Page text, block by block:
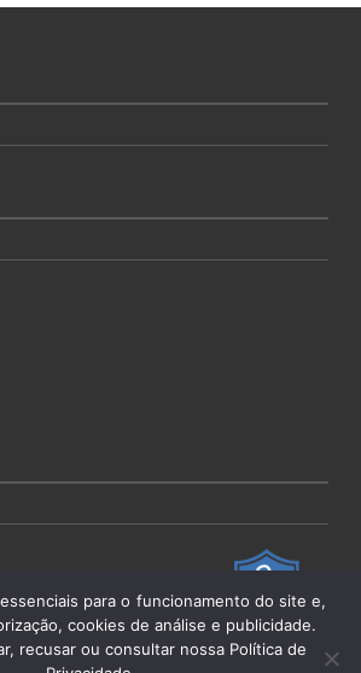
para o funcionamento do site e,
cookies de análise e publicidade.
recusar ou consultar nossa Política de